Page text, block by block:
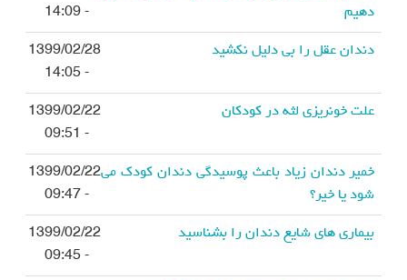
دهیم
- 14:09
دندان عقل را بی دلیل نکشید
1399/02/28
- 14:05
علت خونریزی لثه در کودکان
1399/02/22
- 09:51
خمیر دندان زیاد باعث پوسیدگی دندان کودک می
شود یا خیر؟
1399/02/22
- 09:47
بیماری های شایع دندان را بشناسید
1399/02/22
- 09:45